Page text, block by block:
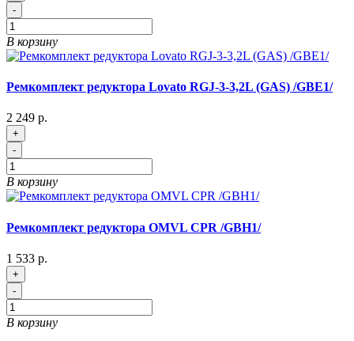
-
В корзину
Ремкомплект редуктора Lovato RGJ-3-3,2L (GAS) /GBE1/
2 249 р.
+
-
В корзину
Ремкомплект редуктора OMVL CPR /GBH1/
1 533 р.
+
-
В корзину